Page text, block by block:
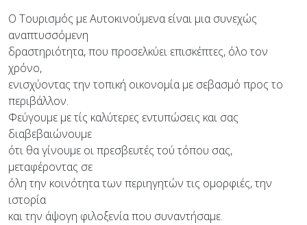
Ο Τουρισμός με Αυτοκινούμενα είναι μια συνεχώς
αναπτυσσόμενη
δραστηριότητα, που προσελκύει επισκέπτες, όλο τον
χρόνο,
ενισχύοντας την τοπική οικονομία με σεβασμό προς το
περιβάλλον.
Φεύγουμε με τίς καλύτερες εντυπώσεις και σας
διαβεβαιώνουμε
ότι θα γίνουμε οι πρεσβευτές τού τόπου σας,
μεταφέροντας σε
όλη την κοινότητα των περιηγητών τις ομορφιές, την
ιστορία
και την άψογη φιλοξενία που συναντήσαμε.